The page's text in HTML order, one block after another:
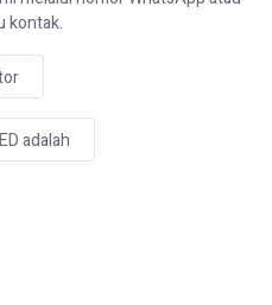
kontak.
adalah